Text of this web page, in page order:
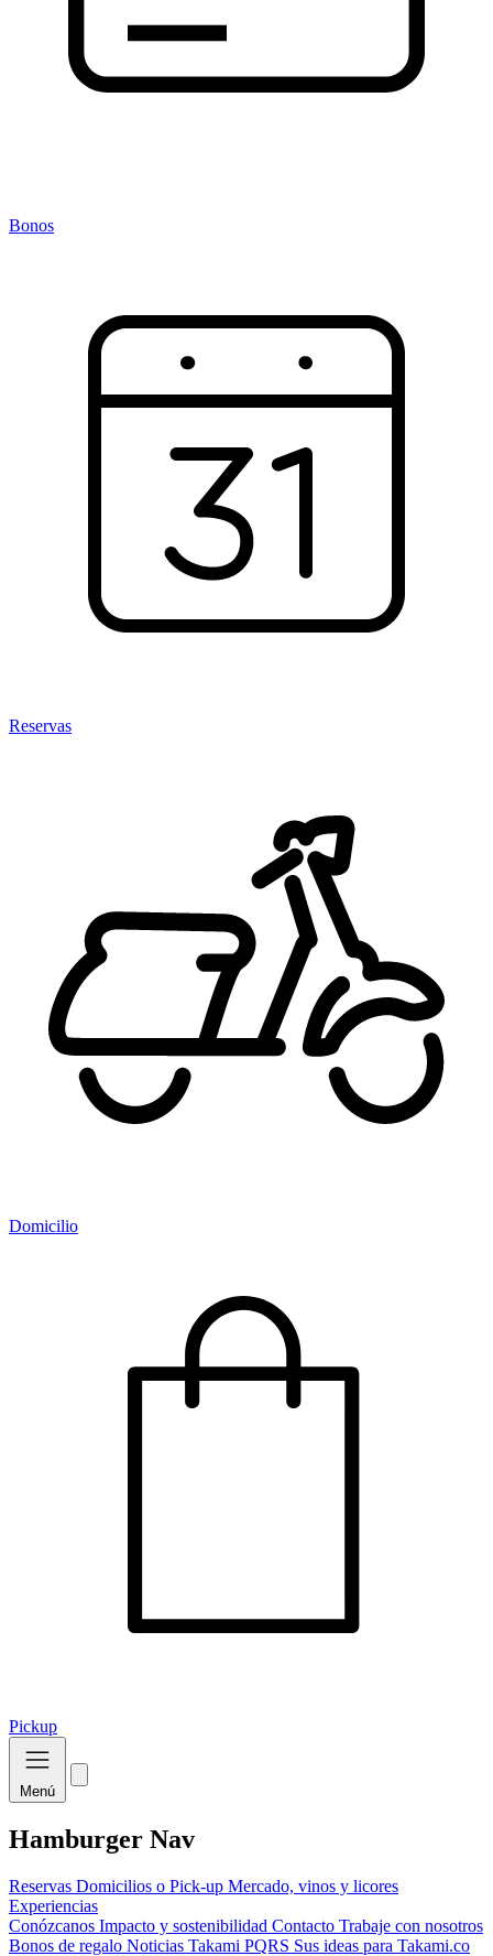
Bonos
Reservas
Domicilio
Pickup
Menú
Hamburger Nav
Reservas Domicilios o Pick-up Mercado, vinos y licores
Experiencias
Conózcanos Impacto y sostenibilidad Contacto Trabaje con nosotros
Bonos de regalo Noticias Takami PQRS Sus ideas para Takami.co